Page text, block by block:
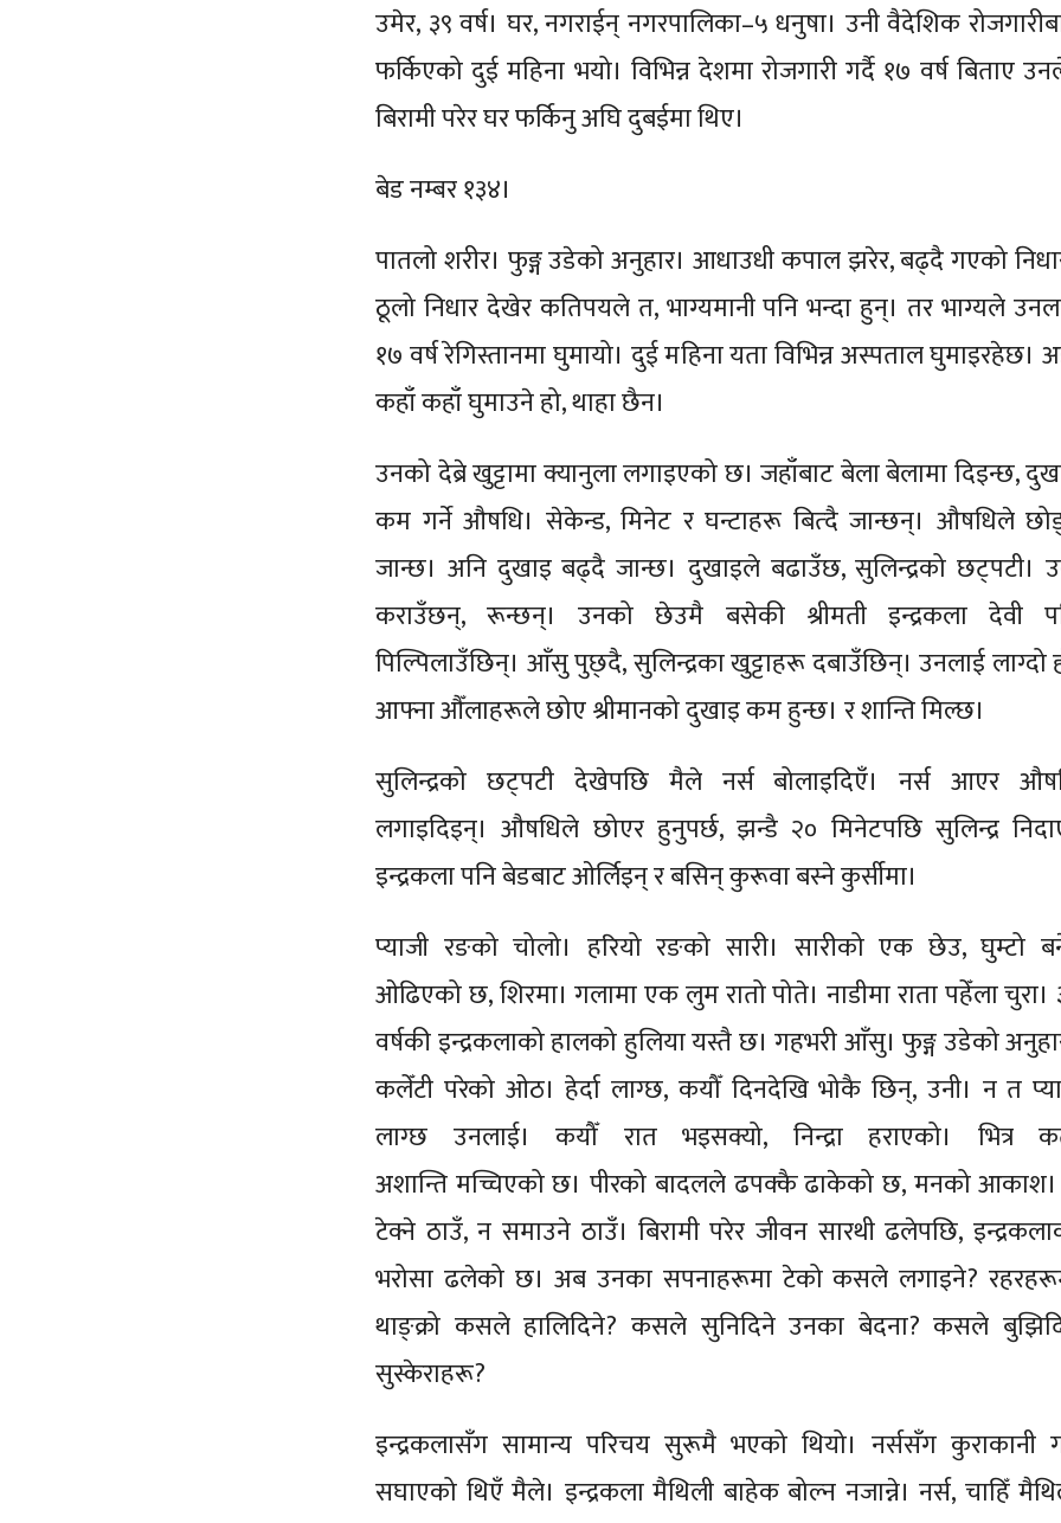
उमेर, ३९ वर्ष। घर, नगराईन् नगरपालिका–५ धनुषा। उनी वैदेशिक
फर्किएको दुई महिना भयो। विभिन्न देशमा रोजगारी गर्दै १७ वर्ष बिताए
बिरामी परेर घर फर्किनु अघि दुबईमा थिए।
बेड नम्बर १३४।
पातलो शरीर। फुङ्ग उडेको अनुहार। आधाउधी कपाल झरेर, बढ्दै गएको
ठूलो निधार देखेर कतिपयले त, भाग्यमानी पनि भन्दा हुन्। तर भाग्यले
१७ वर्ष रेगिस्तानमा घुमायो। दुई महिना यता विभिन्न अस्पताल घुमाइरहेछ।
कहाँ कहाँ घुमाउने हो, थाहा छैन।
उनको देब्रे खुट्टामा क्यानुला लगाइएको छ। जहाँबाट बेला बेलामा दिइन्छ,
कम गर्ने औषधि। सेकेन्ड, मिनेट र घन्टाहरू बित्दै जान्छन्। औषधिले
जान्छ। अनि दुखाइ बढ्दै जान्छ। दुखाइले बढाउँछ, सुलिन्द्रको छट्पटी।
कराउँछन्, रून्छन्। उनको छेउमै बसेकी श्रीमती इन्द्रकला देवी
पिल्पिलाउँछिन्। आँसु पुछ्दै, सुलिन्द्रका खुट्टाहरू दबाउँछिन्। उनलाई लाग्दो
आफ्ना औँलाहरूले छोए श्रीमानको दुखाइ कम हुन्छ। र शान्ति मिल्छ।
सुलिन्द्रको छट्पटी देखेपछि मैले नर्स बोलाइदिएँ। नर्स आएर
लगाइदिइन्। औषधिले छोएर हुनुपर्छ, झन्डै २० मिनेटपछि सुलिन्द्र
इन्द्रकला पनि बेडबाट ओर्लिइन् र बसिन् कुरूवा बस्ने कुर्सीमा।
प्याजी रङको चोलो। हरियो रङको सारी। सारीको एक छेउ, घुम्टो
ओढिएको छ, शिरमा। गलामा एक लुम रातो पोते। नाडीमा राता पहेँला चुरा।
वर्षकी इन्द्रकलाको हालको हुलिया यस्तै छ। गहभरी आँसु। फुङ्ग उडेको
कलेँटी परेको ओठ। हेर्दा लाग्छ, कयौँ दिनदेखि भोकै छिन्, उनी। न त
लाग्छ उनलाई। कयौँ रात भइसक्यो, निन्द्रा हराएको। भित्र
अशान्ति मच्चिएको छ। पीरको बादलले ढपक्कै ढाकेको छ, मनको
टेक्ने ठाउँ, न समाउने ठाउँ। बिरामी परेर जीवन सारथी ढलेपछि,
भरोसा ढलेको छ। अब उनका सपनाहरूमा टेको कसले लगाइने?
थाङ्क्रो कसले हालिदिने? कसले सुनिदिने उनका बेदना? कसले
सुस्केराहरू?
इन्द्रकलासँग सामान्य परिचय सुरूमै भएको थियो। नर्ससँग कुराकानी
सघाएको थिएँ मैले। इन्द्रकला मैथिली बाहेक बोल्न नजान्ने। नर्स, चाहिँ